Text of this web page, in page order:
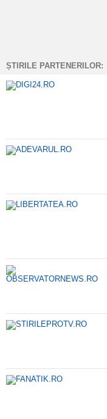
ȘTIRILE PARTENERILOR: